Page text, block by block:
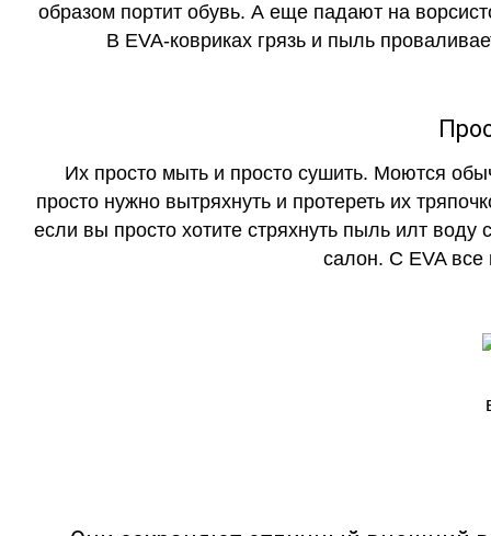
образом портит обувь. А еще падают на
В EVA-ковриках грязь и пыль
Их просто мыть и просто сушить. Моются
просто нужно вытряхнуть и протереть их
если вы просто хотите стряхнуть пыль илт воду
салон. С EVA все